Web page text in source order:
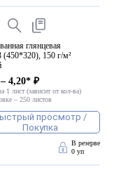
глянцевая
(450*320), 150 г/м²
4,20* ₽
1 лист (зависит от кол-ва)
– 250 листов
просмотр /
Покупка
В резерве
0 уп